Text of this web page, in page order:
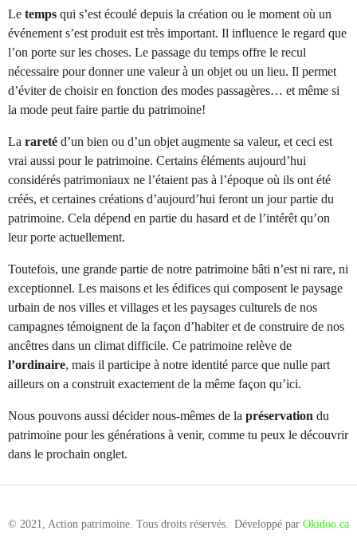
Le temps qui s’est écoulé depuis la création ou le moment où un
événement s’est produit est très important. Il influence le regard que
l’on porte sur les choses. Le passage du temps offre le recul
nécessaire pour donner une valeur à un objet ou un lieu. Il permet
d’éviter de choisir en fonction des modes passagères… et même si
la mode peut faire partie du patrimoine!
La rareté d’un bien ou d’un objet augmente sa valeur, et ceci est
vrai aussi pour le patrimoine. Certains éléments aujourd’hui
considérés patrimoniaux ne l’étaient pas à l’époque où ils ont été
créés, et certaines créations d’aujourd’hui feront un jour partie du
patrimoine. Cela dépend en partie du hasard et de l’intérêt qu’on
leur porte actuellement.
Toutefois, une grande partie de notre patrimoine bâti n’est ni rare, ni
exceptionnel. Les maisons et les édifices qui composent le paysage
urbain de nos villes et villages et les paysages culturels de nos
campagnes témoignent de la façon d’habiter et de construire de nos
ancêtres dans un climat difficile. Ce patrimoine relève de
l’ordinaire, mais il participe à notre identité parce que nulle part
ailleurs on a construit exactement de la même façon qu’ici.
Nous pouvons aussi décider nous-mêmes de la préservation du
patrimoine pour les générations à venir, comme tu peux le découvrir
dans le prochain onglet.
© 2021, Action patrimoine. Tous droits réservés. Développé par Okidoo.ca